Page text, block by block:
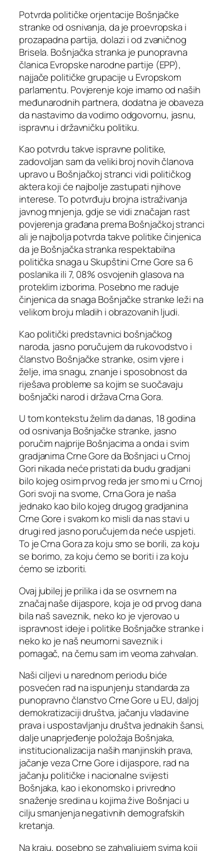
Potvrda političke orjentacije Bošnjačke
stranke od osnivanja, da je proevropska i
prozapadna partija, dolazi i od zvaničnog
Brisela. Bošnjačka stranka je punopravna
članica Evropske narodne partije (EPP),
najjače političke grupacije u Evropskom
parlamentu. Povjerenje koje imamo od naših
međunarodnih partnera, dodatna je obaveza
da nastavimo da vodimo odgovornu, jasnu,
ispravnu i državničku politiku.
Kao potvrdu takve ispravne politike,
zadovoljan sam da veliki broj novih članova
upravo u Bošnjačkoj stranci vidi političkog
aktera koji će najbolje zastupati njihove
interese. To potvrđuju brojna istraživanja
javnog mnjenja, gdje se vidi značajan rast
povjerenja građana prema Bošnjačkoj stranci
ali je najbolja potvrda takve politike činjenica
da je Bošnjačka stranka respektabilna
politička snaga u Skupštini Crne Gore sa 6
poslanika ili 7, 08% osvojenih glasova na
proteklim izborima. Posebno me raduje
činjenica da snaga Bošnjačke stranke leži na
velikom broju mladih i obrazovanih ljudi.
Kao politički predstavnici bošnjačkog
naroda, jasno poručujem da rukovodstvo i
članstvo Bošnjačke stranke, osim vjere i
želje, ima snagu, znanje i sposobnost da
riješava probleme sa kojim se suočavaju
bošnjački narod i država Crna Gora.
U tom kontekstu želim da danas, 18 godina
od osnivanja Bošnjačke stranke, jasno
poručim najprije Bošnjacima a onda i svim
gradjanima Crne Gore da Bošnjaci u Crnoj
Gori nikada neće pristati da budu gradjani
bilo kojeg osim prvog reda jer smo mi u Crnoj
Gori svoji na svome, Crna Gora je naša
jednako kao bilo kojeg drugog gradjanina
Crne Gore i svakom ko misli da nas stavi u
drugi red jasno poručujem da neće uspjeti.
To je Crna Gora za koju smo se borili, za koju
se borimo, za koju ćemo se boriti i za koju
ćemo se izboriti.
Ovaj jubilej je prilika i da se osvrnem na
značaj naše dijaspore, koja je od prvog dana
bila naš saveznik, neko ko je vjerovao u
ispravnost ideje i politike Bošnjačke stranke i
neko ko je naš neumorni saveznik i
pomagač, na čemu sam im veoma zahvalan.
Naši ciljevi u narednom periodu biće
posvećen rad na ispunjenju standarda za
punopravno članstvo Crne Gore u EU, daljoj
demokratizaciji društva, jačanju vladavine
prava i uspostavljanju društva jednakih šansi,
dalje unaprjeđenje položaja Bošnjaka,
institucionalizacija naših manjinskih prava,
jačanje veza Crne Gore i dijaspore, rad na
jačanju političke i nacionalne svijesti
Bošnjaka, kao i ekonomsko i privredno
snaženje sredina u kojima žive Bošnjaci u
cilju smanjenja negativnih demografskih
kretanja.
Na kraju, posebno se zahvaljujem svima koji